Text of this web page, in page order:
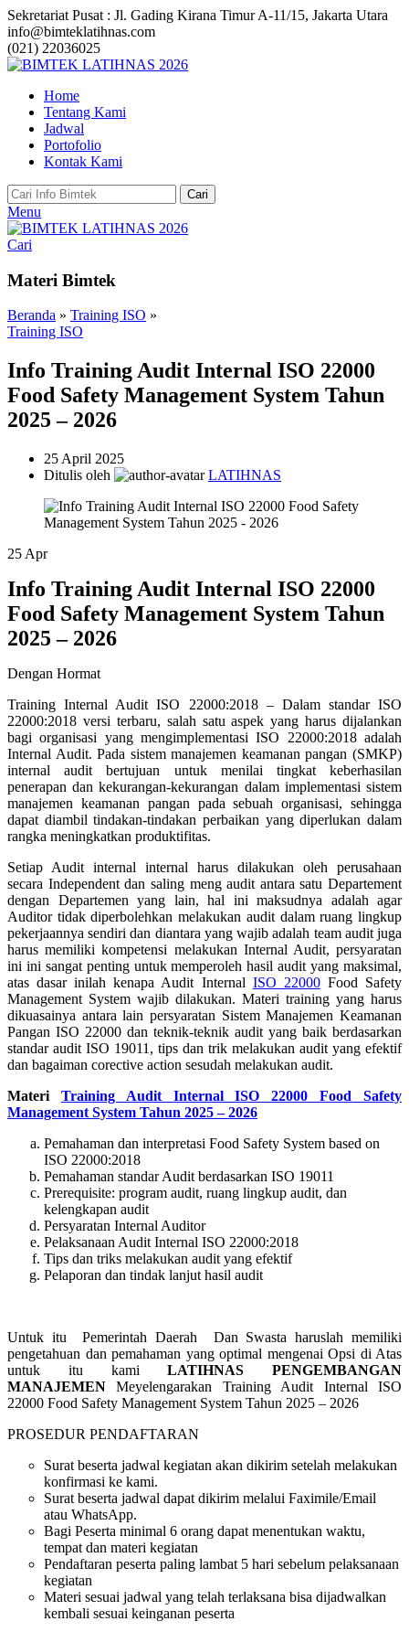
Sekretariat Pusat : Jl. Gading Kirana Timur A-11/15, Jakarta Utara
info@bimteklatihnas.com
(021) 22036025
Home
Tentang Kami
Jadwal
Portofolio
Kontak Kami
Cari
Menu
Cari
Materi Bimtek
Beranda » Training ISO »
Training ISO
Info Training Audit Internal ISO 22000
Food Safety Management System Tahun
2025 – 2026
25 April 2025
Ditulis oleh
LATIHNAS
25 Apr
Info Training Audit Internal ISO 22000
Food Safety Management System Tahun
2025 – 2026
Dengan Hormat
Training Internal Audit ISO 22000:2018 – Dalam standar ISO
22000:2018 versi terbaru, salah satu aspek yang harus dijalankan
bagi organisasi yang mengimplementasi ISO 22000:2018 adalah
Internal Audit. Pada sistem manajemen keamanan pangan (SMKP)
internal audit bertujuan untuk menilai tingkat keberhasilan
penerapan dan kekurangan-kekurangan dalam implementasi sistem
manajemen keamanan pangan pada sebuah organisasi, sehingga
dapat diambil tindakan-tindakan perbaikan yang diperlukan dalam
rangka meningkatkan produktifitas.
Setiap Audit internal internal harus dilakukan oleh perusahaan
secara Independent dan saling meng audit antara satu Departement
dengan Departemen yang lain, hal ini maksudnya adalah agar
Auditor tidak diperbolehkan melakukan audit dalam ruang lingkup
pekerjaannya sendiri dan diantara yang wajib adalah team audit juga
harus memiliki kompetensi melakukan Internal Audit, persyaratan
ini ini sangat penting untuk memperoleh hasil audit yang maksimal,
atas dasar inilah kenapa Audit Internal ISO 22000Food Safety
Management System wajib dilakukan. Materi training yang harus
dikuasainya antara lain persyaratan Sistem Manajemen Keamanan
Pangan ISO 22000 dan teknik-teknik audit yang baik berdasarkan
standar audit ISO 19011, tips dan trik melakukan audit yang efektif
dan bagaiman corective action sesudah melakukan audit.
Materi Training Audit Internal ISO 22000 Food Safety
Management System Tahun 2025 – 2026
Pemahaman dan interpretasi Food Safety System based on
ISO 22000:2018
Pemahaman standar Audit berdasarkan ISO 19011
Prerequisite: program audit, ruang lingkup audit, dan
kelengkapan audit
Persyaratan Internal Auditor
Pelaksanaan Audit Internal ISO 22000:2018
Tips dan triks melakukan audit yang efektif
Pelaporan dan tindak lanjut hasil audit
Untuk itu Pemerintah Daerah Dan Swasta haruslah memiliki
pengetahuan dan pemahaman yang optimal mengenai Opsi di Atas
untuk itu kamiLATIHNAS PENGEMBANGAN
MANAJEMEN Meyelengarakan Training Audit Internal ISO
22000 Food Safety Management System Tahun 2025 – 2026
PROSEDUR PENDAFTARAN
Surat beserta jadwal kegiatan akan dikirim setelah melakukan
konfirmasi ke kami.
Surat beserta jadwal dapat dikirim melalui Faximile/Email
atau WhatsApp.
Bagi Peserta minimal 6 orang dapat menentukan waktu,
tempat dan materi kegiatan
Pendaftaran peserta paling lambat 5 hari sebelum pelaksanaan
kegiatan
Materi sesuai jadwal yang telah terlaksana bisa dijadwalkan
kembali sesuai keinganan peserta